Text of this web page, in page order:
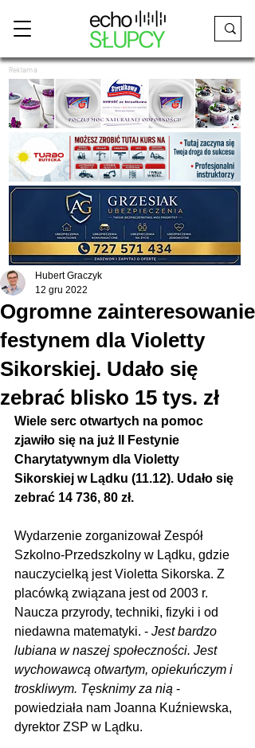
Reklama
Ogromne zainteresowanie
festynem dla Violetty
Sikorskiej. Udało się
zebrać blisko 15 tys. zł
Hubert Graczyk
12 gru 2022
Wiele serc otwartych na pomoc
zjawiło się na już II Festynie
Charytatywnym dla Violetty
Sikorskiej w Lądku (11.12). Udało się
zebrać 14 736, 80 zł.
Wydarzenie zorganizował Zespół
Szkolno-Przedszkolny w Lądku, gdzie
nauczycielką jest Violetta Sikorska. Z
placówką związana jest od 2003 r.
Naucza przyrody, techniki, fizyki i od
niedawna matematyki. - Jest bardzo
lubiana w naszej społeczności. Jest
wychowawcą otwartym, opiekuńczym i
troskliwym. Tęsknimy za nią -
powiedziała nam Joanna Kuźniewska,
dyrektor ZSP w Lądku.